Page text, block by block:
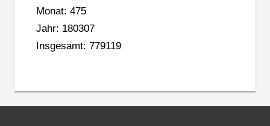
Monat: 475
Jahr: 180307
Insgesamt: 779119